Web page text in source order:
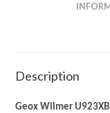
Description
Geox Wilmer